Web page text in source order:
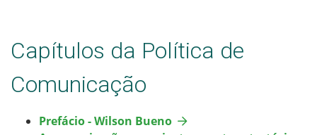
Capítulos da Política de
Comunicação
Prefácio - Wilson Bueno